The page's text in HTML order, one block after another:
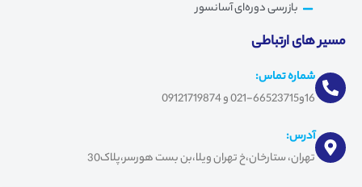
بازرسی دوره‌ای آسانسور
مسیر های ارتباطی
شماره تماس:
16و66523715-021 و 09121719874
آدرس:
تهران، ستارخان،خ تهران ویلا،بن بست هورسر،پلاک30